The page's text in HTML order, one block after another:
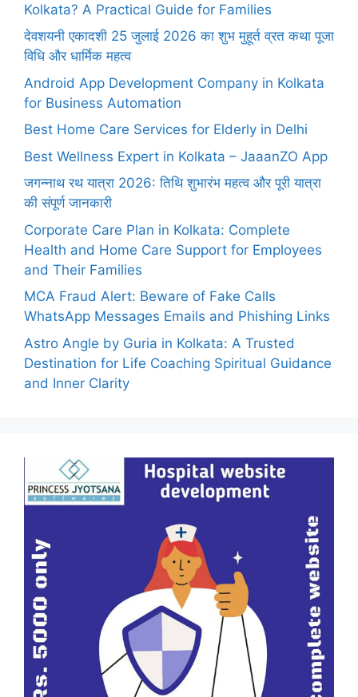
Kolkata? A Practical Guide for Families
देवशयनी एकादशी 25 जुलाई 2026 का शुभ मुहूर्त व्रत कथा पूजा
विधि और धार्मिक महत्व
Android App Development Company in Kolkata
for Business Automation
Best Home Care Services for Elderly in Delhi
Best Wellness Expert in Kolkata – JaaanZO App
जगन्नाथ रथ यात्रा 2026: तिथि शुभारंभ महत्व और पूरी यात्रा
की संपूर्ण जानकारी
Corporate Care Plan in Kolkata: Complete
Health and Home Care Support for Employees
and Their Families
MCA Fraud Alert: Beware of Fake Calls
WhatsApp Messages Emails and Phishing Links
Astro Angle by Guria in Kolkata: A Trusted
Destination for Life Coaching Spiritual Guidance
and Inner Clarity